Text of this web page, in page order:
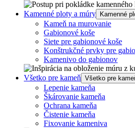
Kamenné ploty a múry Kamenné
Kameň na murovanie
Gabionové koše
Siete pre gabionové koše
Konštrukčné prvky pre
Kamenivo do gabionov
Všetko pre kameň Všetko pre
Lepenie kameňa
Škárovanie kameňa
Ochrana kameňa
Čistenie kameňa
Fixovanie kameniva